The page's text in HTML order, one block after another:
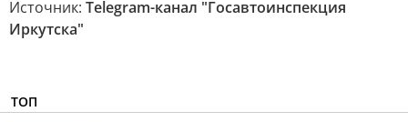
Источник: Telegram-канал "Госавтоинспекция
Иркутска"
ТОП